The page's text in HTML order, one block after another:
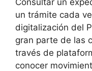
un trámite cada
digitalización del
gran parte de las
través de
conocer